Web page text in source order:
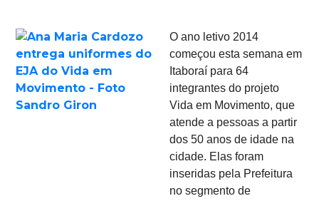
O ano letivo 2014
começou esta semana em
Itaboraí para 64
integrantes do projeto
Vida em Movimento, que
atende a pessoas a partir
dos 50 anos de idade na
cidade. Elas foram
inseridas pela Prefeitura
no segmento de